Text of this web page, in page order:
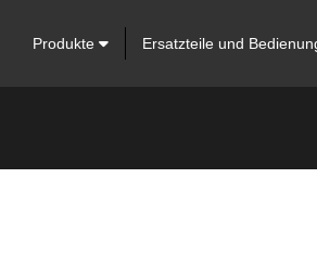
Produkte Ersatzteile und